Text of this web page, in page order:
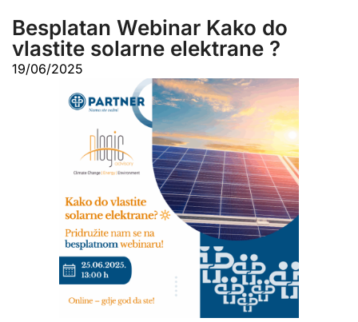
Besplatan Webinar Kako do
vlastite solarne elektrane ?
19/06/2025